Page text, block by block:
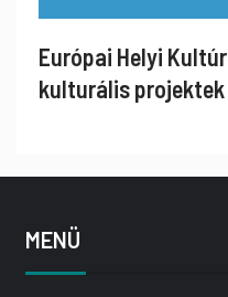
Európai Helyi
kulturális
MENÜ